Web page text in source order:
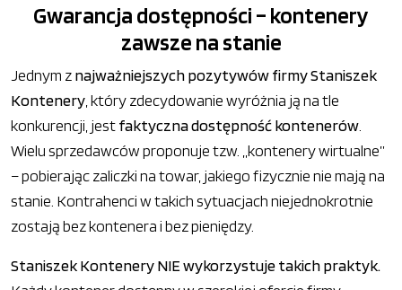
Gwarancja dostępności – kontenery
zawsze na stanie
Jednym znajważniejszych pozytywów firmy Staniszek
Kontenery , który zdecydowanie wyróżnia ją na tle
konkurencji, jestfaktyczna dostępność kontenerów
Wielu sprzedawców proponuje tzw. „kontenery wirtualne”
– pobierając zaliczki na towar, jakiego fizycznie nie mają na
stanie. Kontrahenci w takich sytuacjach niejednokrotnie
zostają bez kontenera i bez pieniędzy.
Staniszek Kontenery NIE wykorzystuje takich praktyk.